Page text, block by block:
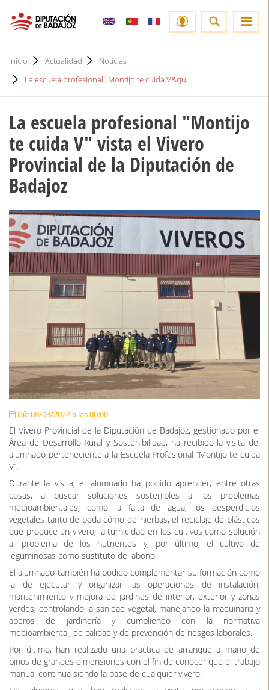
Inicio Actualidad
Noticias
La escuela profesional "Montijo te cuida V&qu...
La escuela profesional "Montijo
te cuida V" vista el Vivero
Provincial de la Diputación de
Badajoz
Día 08/03/2022 a las 00:00
El Vivero Provincial de la Diputación de Badajoz, gestionado por el
Área de Desarrollo Rural y Sostenibilidad, ha recibido la visita del
alumnado perteneciente a la Escuela Profesional “Montijo te cuida
V”.
Durante la visita, el alumnado ha podido aprender, entre otras
cosas, a buscar soluciones sostenibles a los problemas
medioambientales, como la falta de agua, los desperdicios
vegetales tanto de poda cómo de hierbas, el reciclaje de plásticos
que produce un vivero, la turnicidad en los cultivos como solución
al problema de los nutrientes y, por último, el cultivo de
leguminosas como sustituto del abono.
El alumnado también ha podido complementar su formación como
la de ejecutar y organizar las operaciones de instalación,
mantenimiento y mejora de jardines de interior, exterior y zonas
verdes, controlando la sanidad vegetal, manejando la maquinaria y
aperos de jardinería y cumpliendo con la normativa
medioambiental, de calidad y de prevención de riesgos laborales.
Por último, han realizado una práctica de arranque a mano de
pinos de grandes dimensiones con el fin de conocer que el trabajo
manual continua siendo la base de cualquier vivero.